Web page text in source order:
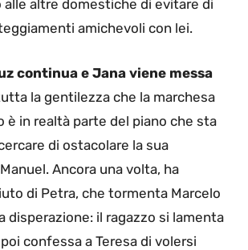
altre domestiche di evitare di
amichevoli con lei.
continua e Jana viene messa
la gentilezza che la marchesa
è in realtà parte del piano che sta
di ostacolare la sua
Ancora una volta, ha
di Petra, che tormenta Marcelo
disperazione: il ragazzo si lamenta
confessa a Teresa di volersi